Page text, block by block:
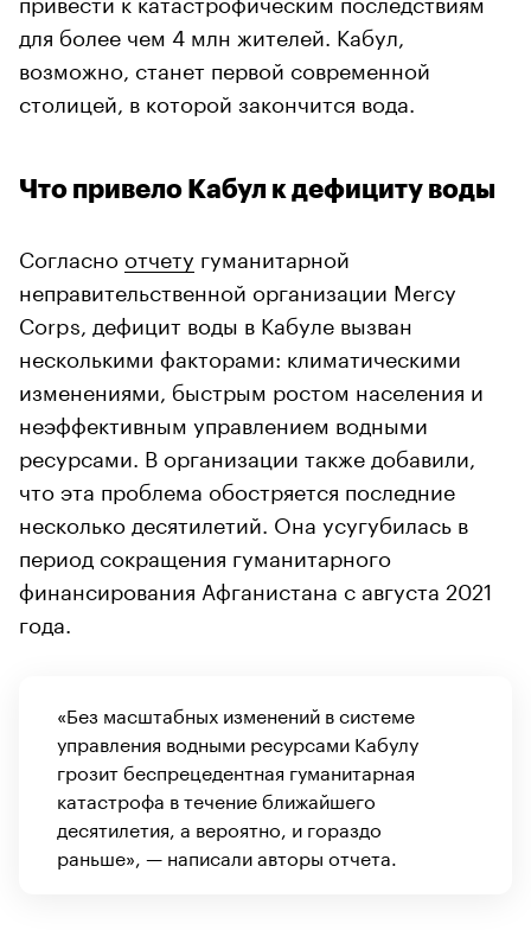
для более чем 4 млн жителей. Кабул,
возможно, станет первой современной
столицей, в которой закончится вода.
Что привело Кабул к дефициту воды
Согласно отчету гуманитарной
неправительственной организации Mercy
Corps, дефицит воды в Кабуле вызван
несколькими факторами: климатическими
изменениями, быстрым ростом населения и
неэффективным управлением водными
ресурсами. В организации также добавили,
что эта проблема обостряется последние
несколько десятилетий. Она усугубилась в
период сокращения гуманитарного
финансирования Афганистана с августа 2021
года.
«Без масштабных изменений в системе
управления водными ресурсами Кабулу
грозит беспрецедентная гуманитарная
катастрофа в течение ближайшего
десятилетия, а вероятно, и гораздо
раньше», — написали авторы отчета.